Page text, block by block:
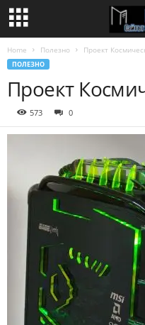
Home Полезно Проект
ПОЛЕЗНО
Проект
573 0